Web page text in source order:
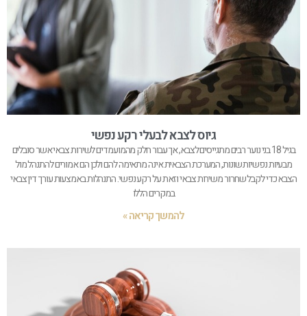
גיוס לצבא לבעלי רקע נפשי
בגיל 18 בני נוער רבים מתגייסים לצבא, אך עבור חלק מהמועמדים לשירות צבאי אשר סובלים
מבעיות נפשיות שונות, המערכת הצבאית אינה מתאימה להם ולכן הם אמורים להתנהל מול
הצבא כדי לקבל שחרור משירות צבאי וזאת על רקע נפשי. התנהלות באמצעות עורך דין צבאי
במקרים הללו
להמשך קריאה »